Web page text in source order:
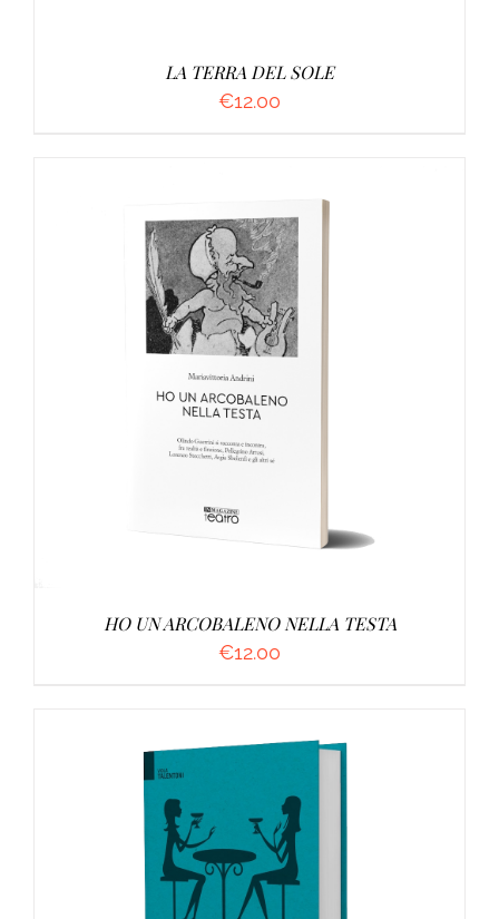
LA TERRA DEL SOLE
€12.00
AGGIUNGI AL CARRELLO
HO UN ARCOBALENO NELLA TESTA
€12.00